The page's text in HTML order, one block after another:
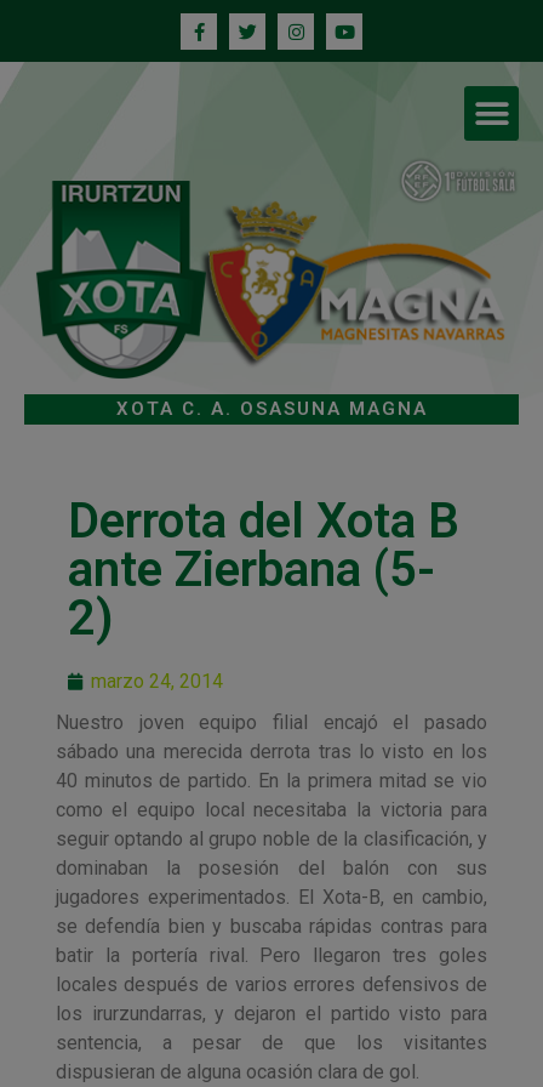
XOTA C. A. OSASUNA MAGNA
Derrota del Xota B
ante Zierbana (5-
2)
marzo 24, 2014
Nuestro joven equipo filial encajó el pasado
sábado una merecida derrota tras lo visto en los
40 minutos de partido. En la primera mitad se vio
como el equipo local necesitaba la victoria para
seguir optando al grupo noble de la clasificación, y
dominaban la posesión del balón con sus
jugadores experimentados. El Xota-B, en cambio,
se defendía bien y buscaba rápidas contras para
batir la portería rival. Pero llegaron tres goles
locales después de varios errores defensivos de
los irurzundarras, y dejaron el partido visto para
sentencia, a pesar de que los visitantes
dispusieran de alguna ocasión clara de gol.